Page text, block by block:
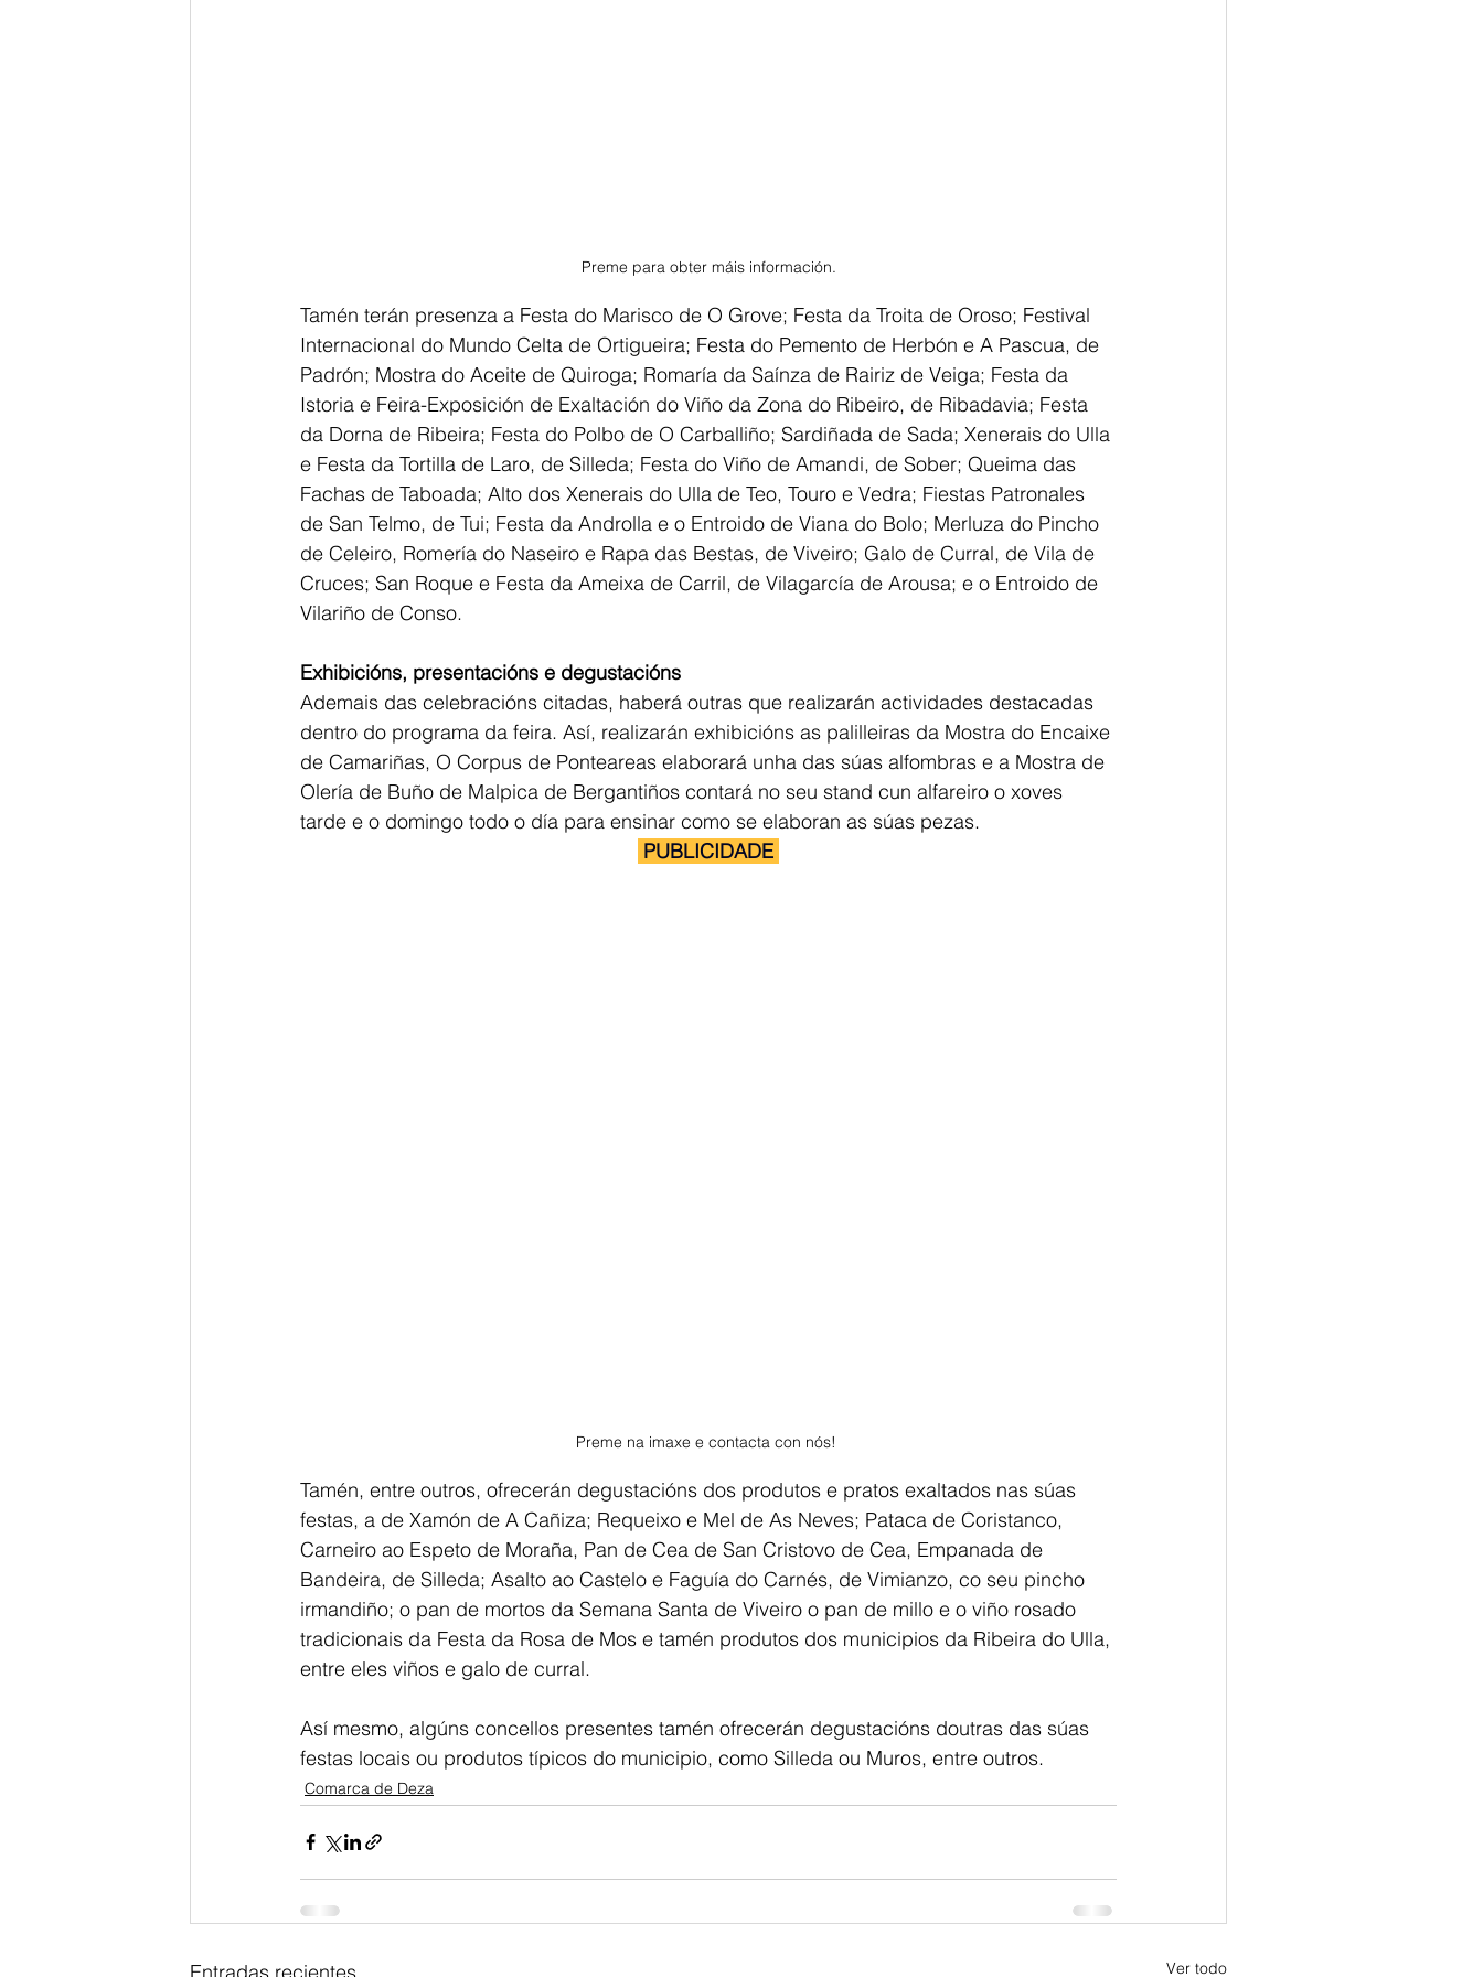
Preme para obter máis información.
Tamén terán presenza a Festa do Marisco de O Grove; Festa da Troita de Oroso; Festival
Internacional do Mundo Celta de Ortigueira; Festa do Pemento de Herbón e A Pascua, de
Padrón; Mostra do Aceite de Quiroga; Romaría da Saínza de Rairiz de Veiga; Festa da
Istoria e Feira-Exposición de Exaltación do Viño da Zona do Ribeiro, de Ribadavia; Festa
da Dorna de Ribeira; Festa do Polbo de O Carballiño; Sardiñada de Sada; Xenerais do Ulla
e Festa da Tortilla de Laro, de Silleda; Festa do Viño de Amandi, de Sober; Queima das
Fachas de Taboada; Alto dos Xenerais do Ulla de Teo, Touro e Vedra; Fiestas Patronales
de San Telmo, de Tui; Festa da Androlla e o Entroido de Viana do Bolo; Merluza do Pincho
de Celeiro, Romería do Naseiro e Rapa das Bestas, de Viveiro; Galo de Curral, de Vila de
Cruces; San Roque e Festa da Ameixa de Carril, de Vilagarcía de Arousa; e o Entroido de
Vilariño de Conso.
Exhibicións, presentacións e degustacións
Ademais das celebracións citadas, haberá outras que realizarán actividades destacadas
dentro do programa da feira. Así, realizarán exhibicións as palilleiras da Mostra do Encaixe
de Camariñas, O Corpus de Ponteareas elaborará unha das súas alfombras e a Mostra de
Olería de Buño de Malpica de Bergantiños contará no seu stand cun alfareiro o xoves
tarde e o domingo todo o día para ensinar como se elaboran as súas pezas.
PUBLICIDADE
Preme na imaxe e contacta con nós!
Tamén, entre outros, ofrecerán degustacións dos produtos e pratos exaltados nas súas
festas, a de Xamón de A Cañiza; Requeixo e Mel de As Neves; Pataca de Coristanco,
Carneiro ao Espeto de Moraña, Pan de Cea de San Cristovo de Cea, Empanada de
Bandeira, de Silleda; Asalto ao Castelo e Faguía do Carnés, de Vimianzo, co seu pincho
irmandiño; o pan de mortos da Semana Santa de Viveiro o pan de millo e o viño rosado
tradicionais da Festa da Rosa de Mos e tamén produtos dos municipios da Ribeira do Ulla,
entre eles viños e galo de curral.
Así mesmo, algúns concellos presentes tamén ofrecerán degustacións doutras das súas
festas locais ou produtos típicos do municipio, como Silleda ou Muros, entre outros.
Comarca de Deza
Ver todo